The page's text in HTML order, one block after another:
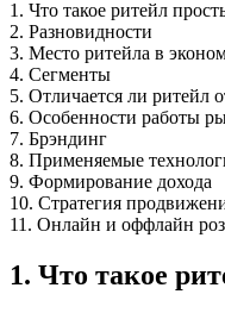
1. Что такое ритейл
2. Разновидности
3. Место ритейла в
4. Сегменты
5. Отличается ли ритейл
6. Особенности работы
7. Брэндинг
8. Применяемые
9. Формирование дохода
10. Стратегия
11. Онлайн и оффлайн
1. Что такое